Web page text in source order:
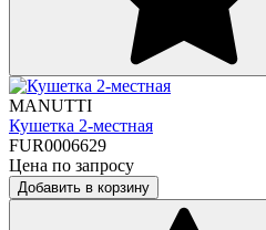
MANUTTI
Кушетка 2-местная
FUR0006629
Цена по запросу
Добавить в корзину